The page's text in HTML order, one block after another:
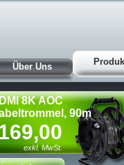
Über Uns
8K AOC
90m
exkl. MwSt.